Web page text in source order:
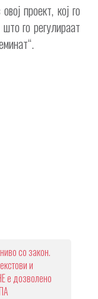
проект, кој го
го регулираат
со закон.
и
е дозволено